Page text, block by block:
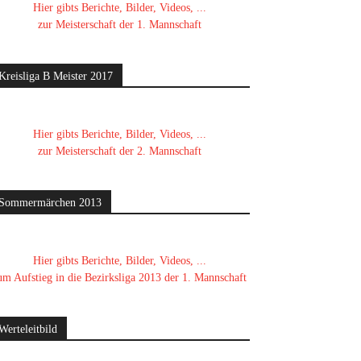
Hier gibts Berichte, Bilder, Videos, ...
zur Meisterschaft der 1. Mannschaft
B Meister 2017
Hier gibts Berichte, Bilder, Videos, ...
zur Meisterschaft der 2. Mannschaft
2013
Hier gibts Berichte, Bilder, Videos, ...
Aufstieg in die Bezirksliga 2013 der 1. Mannschaft